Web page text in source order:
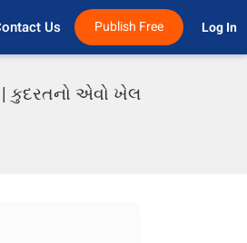
Us Publish Free Log In
| કુદરતનો એવો ખેલ